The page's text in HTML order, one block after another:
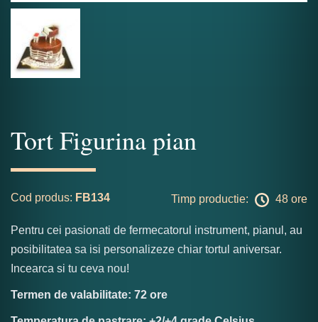
Tort Figurina pian
Cod produs: FB134 Timp productie: 48 ore
Pentru cei pasionati de fermecatorul instrument, pianul, au
posibilitatea sa isi personalizeze chiar tortul aniversar.
Incearca si tu ceva nou!
Termen de valabilitate: 72 ore